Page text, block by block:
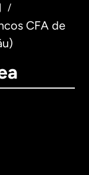
/
CFA de